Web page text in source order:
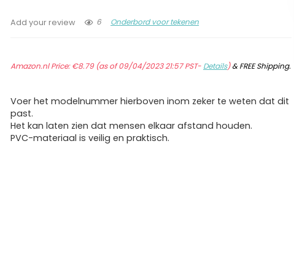
Add your review 6 Onderbord voor tekenen
Amazon.nl Price:€8.79(as of 09/04/2023 21:57 PST- Details)&FREE Shipping.
Voer het modelnummer hierboven inom zeker te weten dat dit
past.
Het kan laten zien dat mensen elkaar afstand houden.
PVC-materiaal is veilig en praktisch.